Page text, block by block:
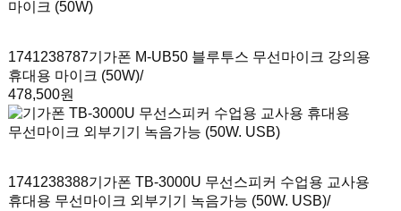
1741238787기가폰 M-UB50 블루투스 무선마이크 강의용
휴대용 마이크 (50W)/
478,500원
1741238388기가폰 TB-3000U 무선스피커 수업용 교사용
휴대용 무선마이크 외부기기 녹음가능 (50W. USB)/